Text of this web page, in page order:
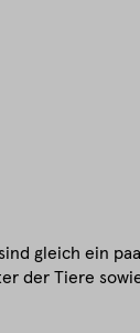
gleich ein
der Tiere